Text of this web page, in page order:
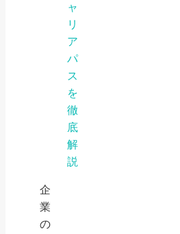
ャ
リ
ア
パ
ス
を
徹
底
解
説
企
業
の